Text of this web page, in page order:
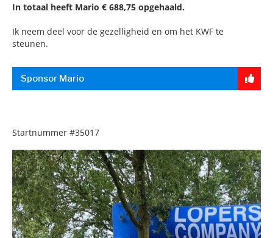
In totaal heeft Mario € 688,75 opgehaald.
Ik neem deel voor de gezelligheid en om het KWF te
steunen.
Sponsor Mario
Startnummer #35017